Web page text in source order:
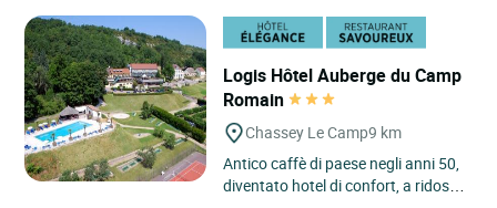
Logis Hôtel Auberge du Camp
Romain
Chassey Le Camp9 km
Antico caffè di paese negli anni 50,
diventato hotel di confort, a ridosso